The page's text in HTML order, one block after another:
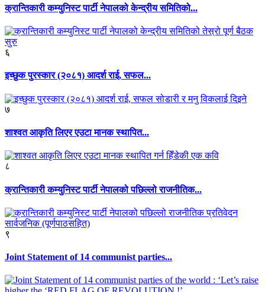
क्रान्तिकारी कम्युनिस्ट पार्टी नेपालको केन्द्रीय समितिको...
६
इच्छुक पुरस्कार (२०८१) आदर्श राई, सफल...
७
शाश्वत आकृति लिएर एउटा मानक स्थापित...
८
क्रान्तिकारी कम्युनिस्ट पार्टी नेपालको पछिल्लो राजनीतिक...
९
Joint Statement of 14 communist parties...